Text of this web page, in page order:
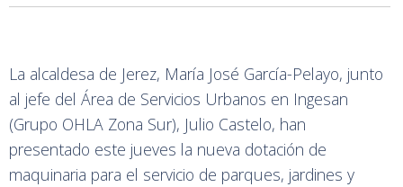
La alcaldesa de Jerez, María José García-Pelayo, junto
al jefe del Área de Servicios Urbanos en Ingesan
(Grupo OHLA Zona Sur), Julio Castelo, han
presentado este jueves la nueva dotación de
maquinaria para el servicio de parques, jardines y